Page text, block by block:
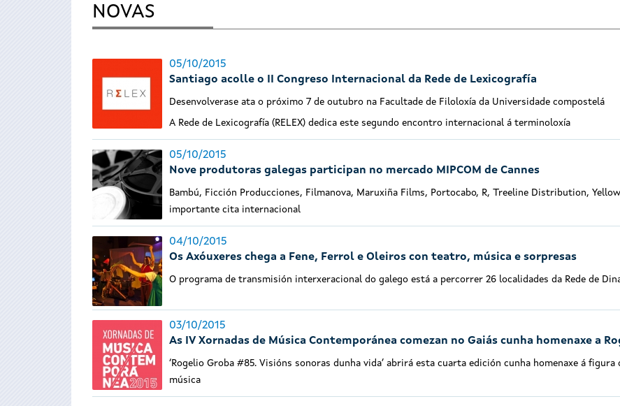
estáNOVAS
05/10/2015
Santiago acolle o II Congreso Internacional da Rede de Lexicografía
Desenvolverase ata o próximo 7 de outubro na Facultade de Filoloxía da Universidade compostelá
A Rede de Lexicografía (RELEX) dedica este segundo encontro internacional á terminoloxía
05/10/2015
Nove produtoras galegas participan no mercado MIPCOM de Cannes
Bambú, Ficción Producciones, Filmanova, Maruxiña Films, Portocabo, R, Treeline Distribution,
importante cita internacional
04/10/2015
Os Axóuxeres chega a Fene, Ferrol e Oleiros con teatro, música e sorpresas
O programa de transmisión interxeracional do galego está a percorrer 26 localidades da Rede de
03/10/2015
As IV Xornadas de Música Contemporánea comezan no Gaiás cunha homenaxe a
‘Rogelio Groba #85. Visións sonoras dunha vida’ abrirá esta cuarta edición cunha homenaxe á
música